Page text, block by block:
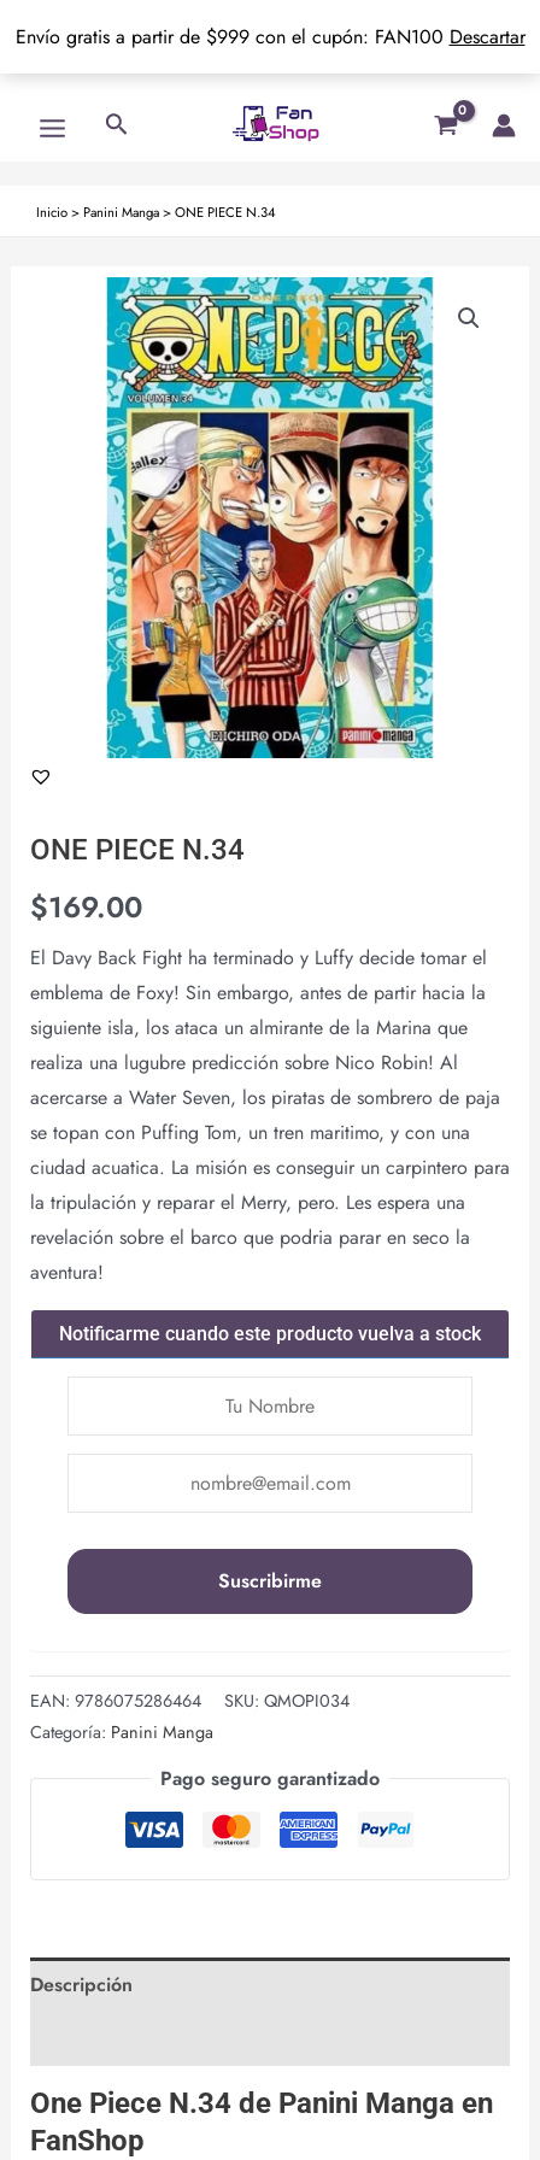
Envío gratis a partir de $999 con el cupón: FAN100 Descartar
Menu
Buscar
Inicio> Panini Manga>ONE PIECE N.34
ONE PIECE N.34
$169.00
El Davy Back Fight ha terminado y Luffy decide tomar el
emblema de Foxy! Sin embargo, antes de partir hacia la
siguiente isla, los ataca un almirante de la Marina que
realiza una lugubre predicción sobre Nico Robin! Al
acercarse a Water Seven, los piratas de sombrero de paja
se topan con Puffing Tom, un tren maritimo, y con una
ciudad acuatica. La misión es conseguir un carpintero para
la tripulación y reparar el Merry, pero. Les espera una
revelación sobre el barco que podria parar en seco la
aventura!
Notificarme cuando este producto vuelva a stock
EAN: 9786075286464 SKU: QMOPI034
Categoría: Panini Manga
Pago seguro garantizado
Descripción
One Piece N.34 de Panini Manga en
FanShop